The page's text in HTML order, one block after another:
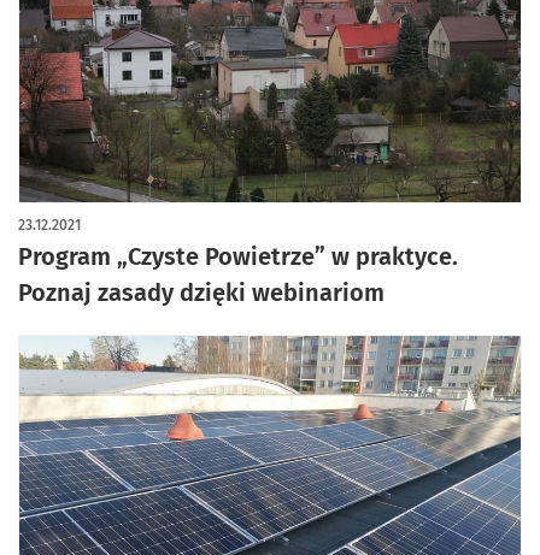
Program „Czyste Powietrze” w praktyce.
Poznaj zasady dzięki webinariom
23.12.2021